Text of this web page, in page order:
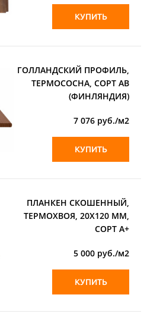
КУПИТЬ
ГОЛЛАНДСКИЙ ПРОФИЛЬ,
ТЕРМОСОСНА, СОРТ АВ
(ФИНЛЯНДИЯ)
7 076 руб./м2
КУПИТЬ
ПЛАНКЕН СКОШЕННЫЙ,
ТЕРМОХВОЯ, 20Х120 ММ,
СОРТ А+
5 000 руб./м2
КУПИТЬ